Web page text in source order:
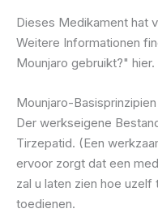
Dieses Medikament hat
Weitere Informationen
Mounjaro gebruikt?" hier.
Mounjaro-Basisprinzipien
Der werkseigene
Tirzepatid. (Een
ervoor zorgt dat een
zal u laten zien hoe
toedienen.